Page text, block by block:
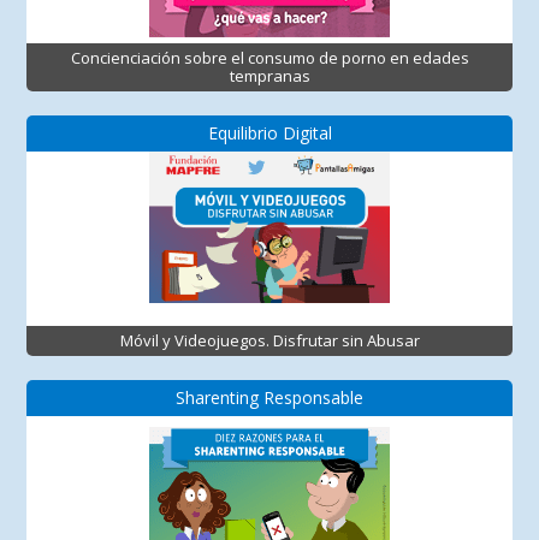
Concienciación sobre el consumo de porno en edades
tempranas
Equilibrio Digital
Móvil y Videojuegos. Disfrutar sin Abusar
Sharenting Responsable